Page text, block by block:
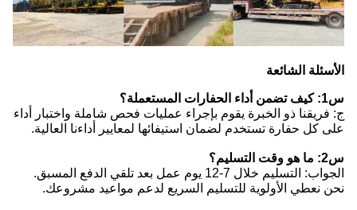
الأسئلة الشائعة
س1: كيف تضمن أداء الحفارات المستعملة؟
ج: فريقنا ذو الخبرة يقوم بإجراء عمليات فحص شاملة واختبار أداء
على كل حفارة تستخدم لضمان استيفائها لمعايير أداءنا العالية.
س2: ما هو وقت التسليم؟
الجواب: التسليم خلال 7-12 يوم عمل بعد تلقي الدفع المسبق.
نحن نعطي الأولوية للتسليم السريع لدعم مواعيد مشروعك.